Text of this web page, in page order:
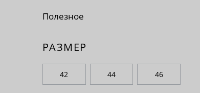
Полезное
РАЗМЕР
42 44 46